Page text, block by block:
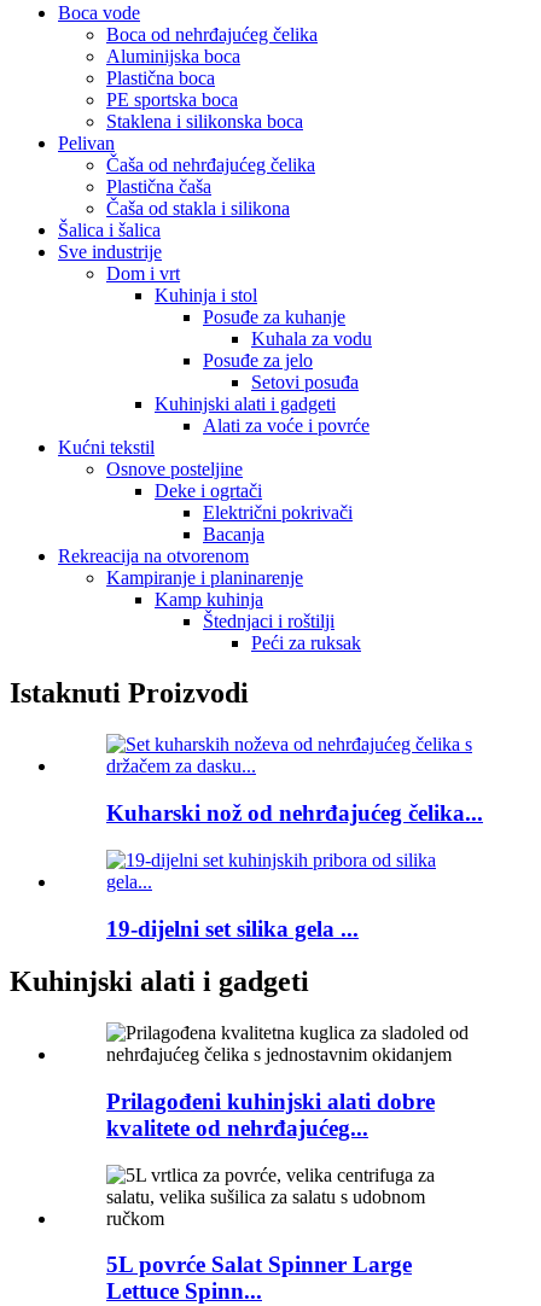
Boca vode
Boca od nehrđajućeg čelika
Aluminijska boca
Plastična boca
PE sportska boca
Staklena i silikonska boca
Pelivan
Čaša od nehrđajućeg čelika
Plastična čaša
Čaša od stakla i silikona
Šalica i šalica
Sve industrije
Dom i vrt
Kuhinja i stol
Posuđe za kuhanje
Kuhala za vodu
Posuđe za jelo
Setovi posuđa
Kuhinjski alati i gadgeti
Alati za voće i povrće
Kućni tekstil
Osnove posteljine
Deke i ogrtači
Električni pokrivači
Bacanja
Rekreacija na otvorenom
Kampiranje i planinarenje
Kamp kuhinja
Štednjaci i roštilji
Peći za ruksak
Istaknuti Proizvodi
Kuharski nož od nehrđajućeg čelika...
19-dijelni set silika gela ...
Kuhinjski alati i gadgeti
Prilagođeni kuhinjski alati dobre
kvalitete od nehrđajućeg...
5L povrće Salat Spinner Large
Lettuce Spinn...